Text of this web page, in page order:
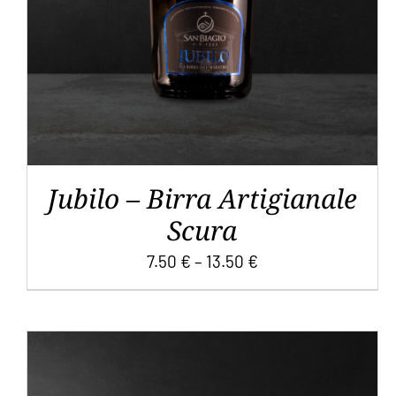
VARIANTI.
LE
OPZIONI
POSSONO
ESSERE
NELLA
PRODOTTO
Jubilo – Birra Artigianale
Scura
7.50 € – 13.50 €